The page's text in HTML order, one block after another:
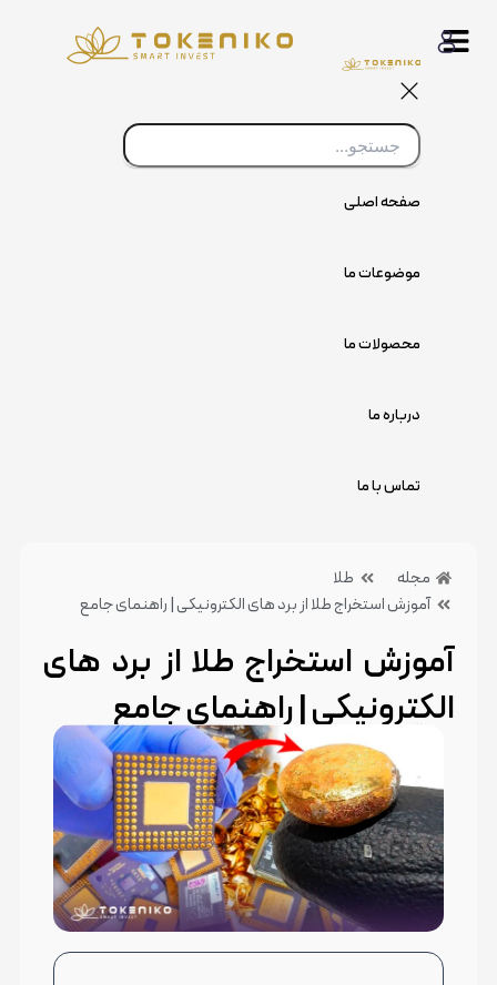
صفحه اصلی
موضوعات ما
محصولات ما
درباره ما
تماس با ما
مجله
طلا
آموزش استخراج طلا از برد های الکترونیکی | راهنمای جامع
آموزش استخراج طلا از برد های
الکترونیکی | راهنمای جامع
بدون دیدگاهدسته بندی:طلا